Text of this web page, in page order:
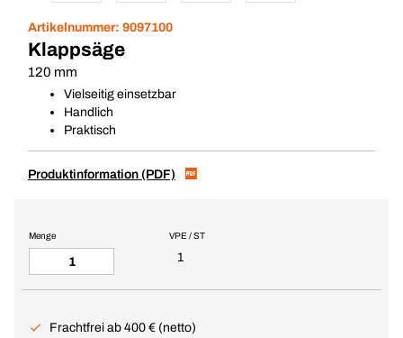
Artikelnummer: 9097100
Klappsäge
120 mm
Vielseitig einsetzbar
Handlich
Praktisch
Produktinformation (PDF)
VPE / ST
1
Menge
Frachtfrei ab 400 € (netto)